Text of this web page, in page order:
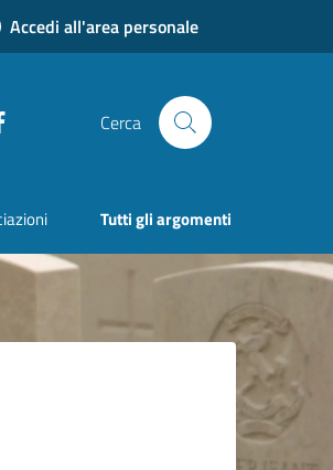
Accedi all'area personale
Cerca
Tutti gli argomenti